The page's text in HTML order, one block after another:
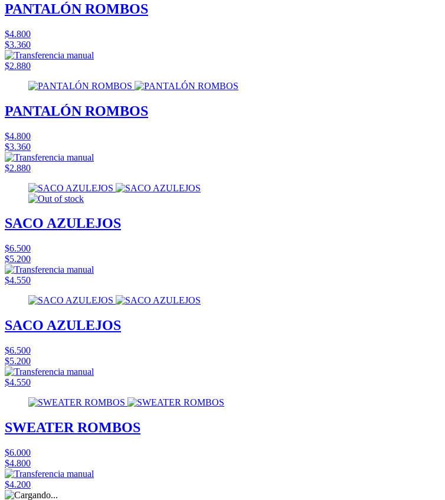
PANTALÓN ROMBOS
$4.800
$3.360
$2.880
PANTALÓN ROMBOS
$4.800
$3.360
$2.880
SACO AZULEJOS
$6.500
$5.200
$4.550
SACO AZULEJOS
$6.500
$5.200
$4.550
SWEATER ROMBOS
$6.000
$4.800
$4.200